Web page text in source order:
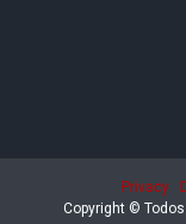
Privacy
Copyright ©